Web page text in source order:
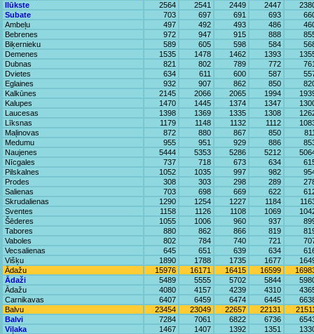
Ilūkste
2564 2541 2449 2447
Subate
703 697 691 693
Ambeļu
497 492 493 486
Bebrenes
972 947 915 888
Biķernieku
589 605 598 584
Demenes
1535 1478 1462 1393
Dubnas
821 802 789 772
Dvietes
634 611 600 587
Eglaines
932 907 862 850
Kalkūnes
2145 2066 2065 1994
Kalupes
1470 1445 1374 1347
Laucesas
1398 1369 1335 1308
Līksnas
1179 1148 1132 1112
Maļinovas
872 880 867 850
Medumu
955 951 929 886
Naujenes
5444 5353 5286 5212
Nīcgales
737 718 673 634
Pilskalnes
1052 1035 997 982
Prodes
308 303 298 289
Salienas
703 698 669 622
Skrudalienas
1290 1254 1227 1184
Sventes
1158 1126 1108 1069
Šēderes
1055 1006 960 937
Tabores
880 862 866 819
Vaboles
802 784 740 721
Vecsalienas
645 651 639 634
Višķu
1890 1788 1735 1677
Ādažu
15976 16171 16415 16599
Ādaži
5489 5555 5702 5844
Ādažu
4080 4157 4239 4310
Carnikavas
6407 6459 6474 6445
Balvu
23454 23049 22657 22131
Balvi
7284 7061 6822 6736
Viļaka
1467 1407 1392 1351